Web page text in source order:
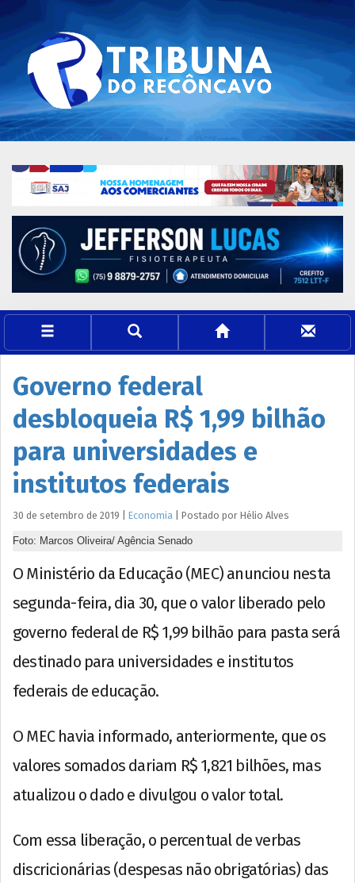
Governo federal
desbloqueia R$ 1,99 bilhão
para universidades e
institutos federais
30 de setembro de 2019 Economia Postado por Hélio Alves
Foto: Marcos Oliveira/ Agência Senado
O Ministério da Educação (MEC) anunciou nesta
segunda-feira, dia 30, que o valor liberado pelo
governo federal de R$ 1,99 bilhão para pasta será
destinado para universidades e institutos
federais de educação.
O MEC havia informado, anteriormente, que os
valores somados dariam R$ 1,821 bilhões, mas
atualizou o dado e divulgou o valor total.
Com essa liberação, o percentual de verbas
discricionárias (despesas não obrigatórias) das